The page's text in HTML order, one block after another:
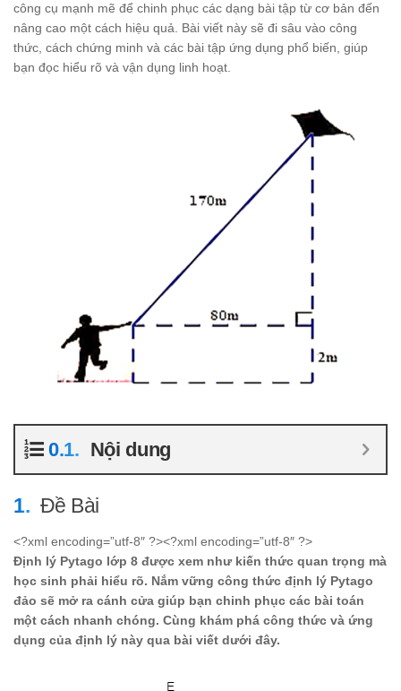
công cụ mạnh mẽ để chinh phục các dạng bài tập từ cơ bản đến
nâng cao một cách hiệu quả. Bài viết này sẽ đi sâu vào công
thức, cách chứng minh và các bài tập ứng dụng phổ biến, giúp
bạn đọc hiểu rõ và vận dụng linh hoạt.
Nội dung
Đề Bài
<?xml encoding=”utf-8″ ?><?xml encoding=”utf-8″ ?>
Định lý Pytago lớp 8 được xem như kiến thức quan trọng mà
học sinh phải hiểu rõ. Nắm vững công thức định lý Pytago
đảo sẽ mở ra cánh cửa giúp bạn chinh phục các bài toán
một cách nhanh chóng. Cùng khám phá công thức và ứng
dụng của định lý này qua bài viết dưới đây.